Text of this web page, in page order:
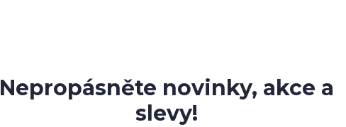
Nepropásněte novinky, akce a
slevy!